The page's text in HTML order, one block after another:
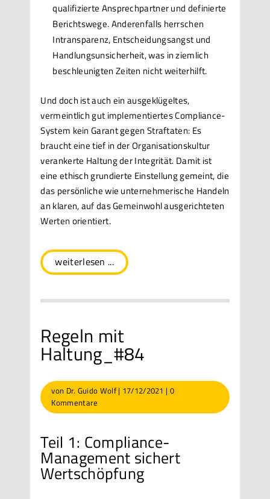
qualifizierte Ansprechpartner und definierte
Berichtswege. Anderenfalls herrschen
Intransparenz, Entscheidungsangst und
Handlungsunsicherheit, was in ziemlich
beschleunigten Zeiten nicht weiterhilft.
Und doch ist auch ein ausgeklügeltes,
vermeintlich gut implementiertes Compliance-
System kein Garant gegen Straftaten: Es
braucht eine tief in der Organisationskultur
verankerte Haltung der Integrität. Damit ist
eine ethisch grundierte Einstellung gemeint, die
das persönliche wie unternehmerische Handeln
an klaren, auf das Gemeinwohl ausgerichteten
Werten orientiert.
weiterlesen ...
Regeln mit
Haltung_#84
von Dr. Guido Wolf| 17/12/2021 | 0
Kommentare
Teil 1: Compliance-
Management sichert
Wertschöpfung